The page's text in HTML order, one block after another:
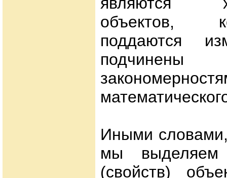
объектов,
поддаются
подчинены
Иными словами,
мы выделяем
(свойств)